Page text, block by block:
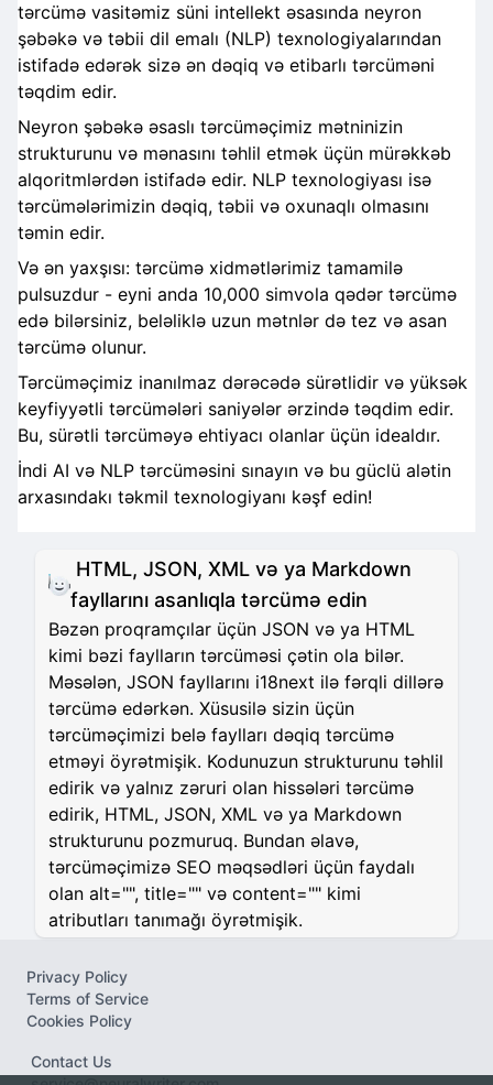
tərcümə vasitəmiz süni intellekt əsasında neyron
şəbəkə və təbii dil emalı (NLP) texnologiyalarından
istifadə edərək sizə ən dəqiq və etibarlı tərcüməni
təqdim edir.
Neyron şəbəkə əsaslı tərcüməçimiz mətninizin
strukturunu və mənasını təhlil etmək üçün mürəkkəb
alqoritmlərdən istifadə edir. NLP texnologiyası isə
tərcümələrimizin dəqiq, təbii və oxunaqlı olmasını
təmin edir.
Və ən yaxşısı: tərcümə xidmətlərimiz tamamilə
pulsuzdur - eyni anda 10,000 simvola qədər tərcümə
edə bilərsiniz, beləliklə uzun mətnlər də tez və asan
tərcümə olunur.
Tərcüməçimiz inanılmaz dərəcədə sürətlidir və yüksək
keyfiyyətli tərcümələri saniyələr ərzində təqdim edir.
Bu, sürətli tərcüməyə ehtiyacı olanlar üçün idealdır.
İndi AI və NLP tərcüməsini sınayın və bu güclü alətin
arxasındakı təkmil texnologiyanı kəşf edin!
HTML, JSON, XML və ya Markdown
fayllarını asanlıqla tərcümə edin
Bəzən proqramçılar üçün JSON və ya HTML
kimi bəzi faylların tərcüməsi çətin ola bilər.
Məsələn, JSON fayllarını i18next ilə fərqli dillərə
tərcümə edərkən. Xüsusilə sizin üçün
tərcüməçimizi belə faylları dəqiq tərcümə
etməyi öyrətmişik. Kodunuzun strukturunu təhlil
edirik və yalnız zəruri olan hissələri tərcümə
edirik, HTML, JSON, XML və ya Markdown
strukturunu pozmuruq. Bundan əlavə,
tərcüməçimizə SEO məqsədləri üçün faydalı
olan alt="", title="" və content="" kimi
atributları tanımağı öyrətmişik.
Contact Us
Privacy Policy
Terms of Service
Cookies Policy